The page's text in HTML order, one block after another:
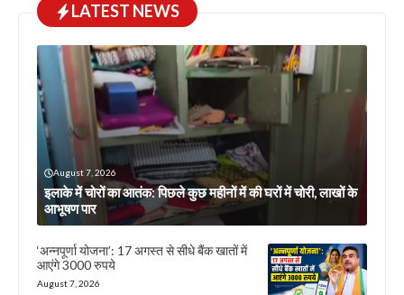
LATEST NEWS
August 7, 2026
इलाके में चोरों का आतंक: पिछले कुछ महीनों में की घरों में चोरी, लाखों के
आभूषण पार
‘अन्नपूर्णा योजना’: 17 अगस्त से सीधे बैंक खातों में
आएंगे 3000 रुपये
August 7, 2026